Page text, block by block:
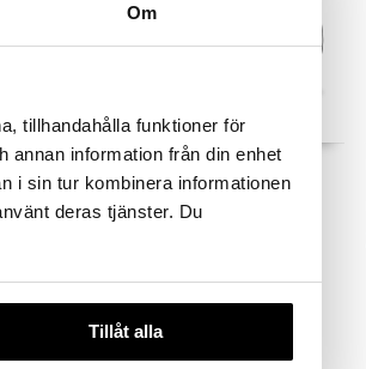
Om
tillhandahålla funktioner för
annan information från din enhet
i sin tur kombinera informationen
deras tjänster. Du
Tillåt alla
2 +
BioLite Campstove
Complete Cook Kit
BIOLITE